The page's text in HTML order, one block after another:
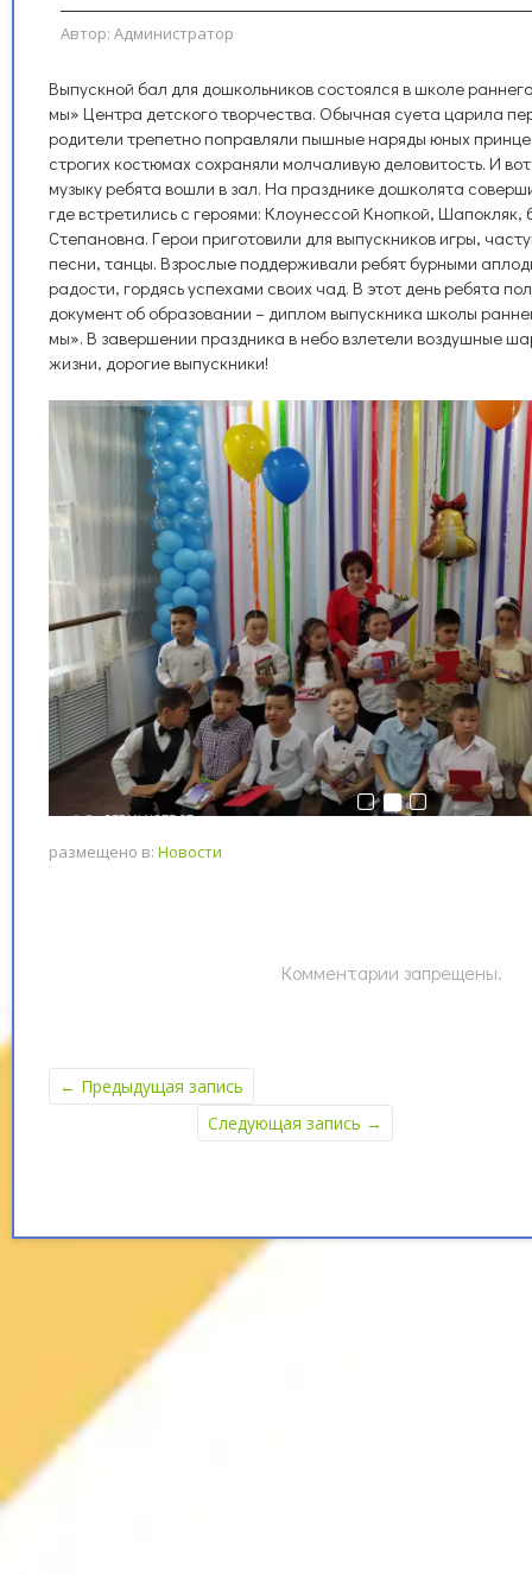
Автор: Администратор
Выпускной бал для дошкольников состоялся в школе
мы» Центра детского творчества. Обычная суета царила
родители трепетно поправляли пышные наряды юных
строгих костюмах сохраняли молчаливую деловитость. И
музыку ребята вошли в зал. На празднике дошколята
где встретились с героями: Клоунессой Кнопкой,
Степановна. Герои приготовили для выпускников игры,
песни, танцы. Взрослые поддерживали ребят бурными
радости, гордясь успехами своих чад. В этот день ребята
документ об образовании – диплом выпускника школы
мы». В завершении праздника в небо взлетели воздушные
жизни, дорогие выпускники!
размещено в: Новости
Комментарии запрещены.
← Предыдущая запись
Следующая запись →